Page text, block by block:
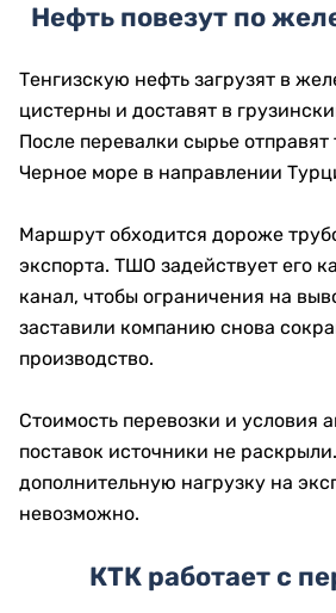
Нефть повезут по
Тенгизскую нефть загрузят в
цистерны и доставят в
После перевалки сырье
Черное море в направлении
Маршрут обходится дороже
экспорта. ТШО задействует его
канал, чтобы ограничения на
заставили компанию снова
производство.
Стоимость перевозки и условия
поставок источники не
дополнительную нагрузку на
невозможно.
КТК работает с